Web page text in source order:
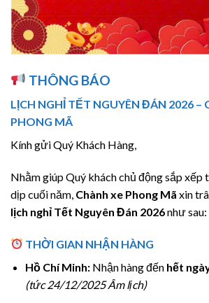
THÔNG BÁO
LỊCH NGHỈ TẾT NGUYÊN ĐÁN 2026 –
PHONG MÃ
Kính gửi Quý Khách Hàng,
Nhằm giúp Quý khách chủ động sắp xếp
dịp cuối năm, Chành xe Phong Mã xin
lịch nghỉ Tết Nguyên Đán 2026như sau:
THỜI GIAN NHẬN HÀNG
Hồ Chí Minh:Nhận hàng đến hết
(tức 24/12/2025 Âm lịch)